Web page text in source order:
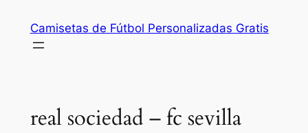
contenido
Camisetas de Fútbol Personalizadas Gratis
real sociedad – fc sevilla